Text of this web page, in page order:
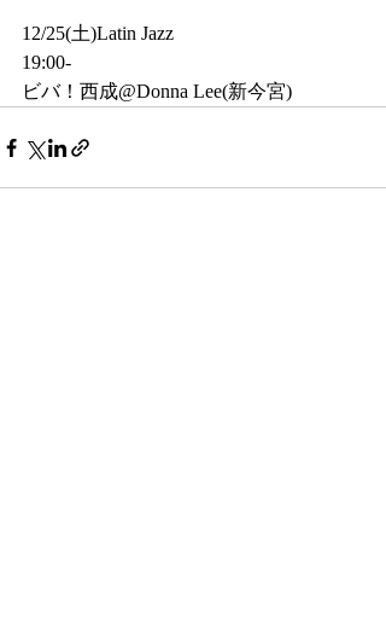
12/25(土)Latin Jazz
19:00-
ビバ！西成@Donna Lee(新今宮)